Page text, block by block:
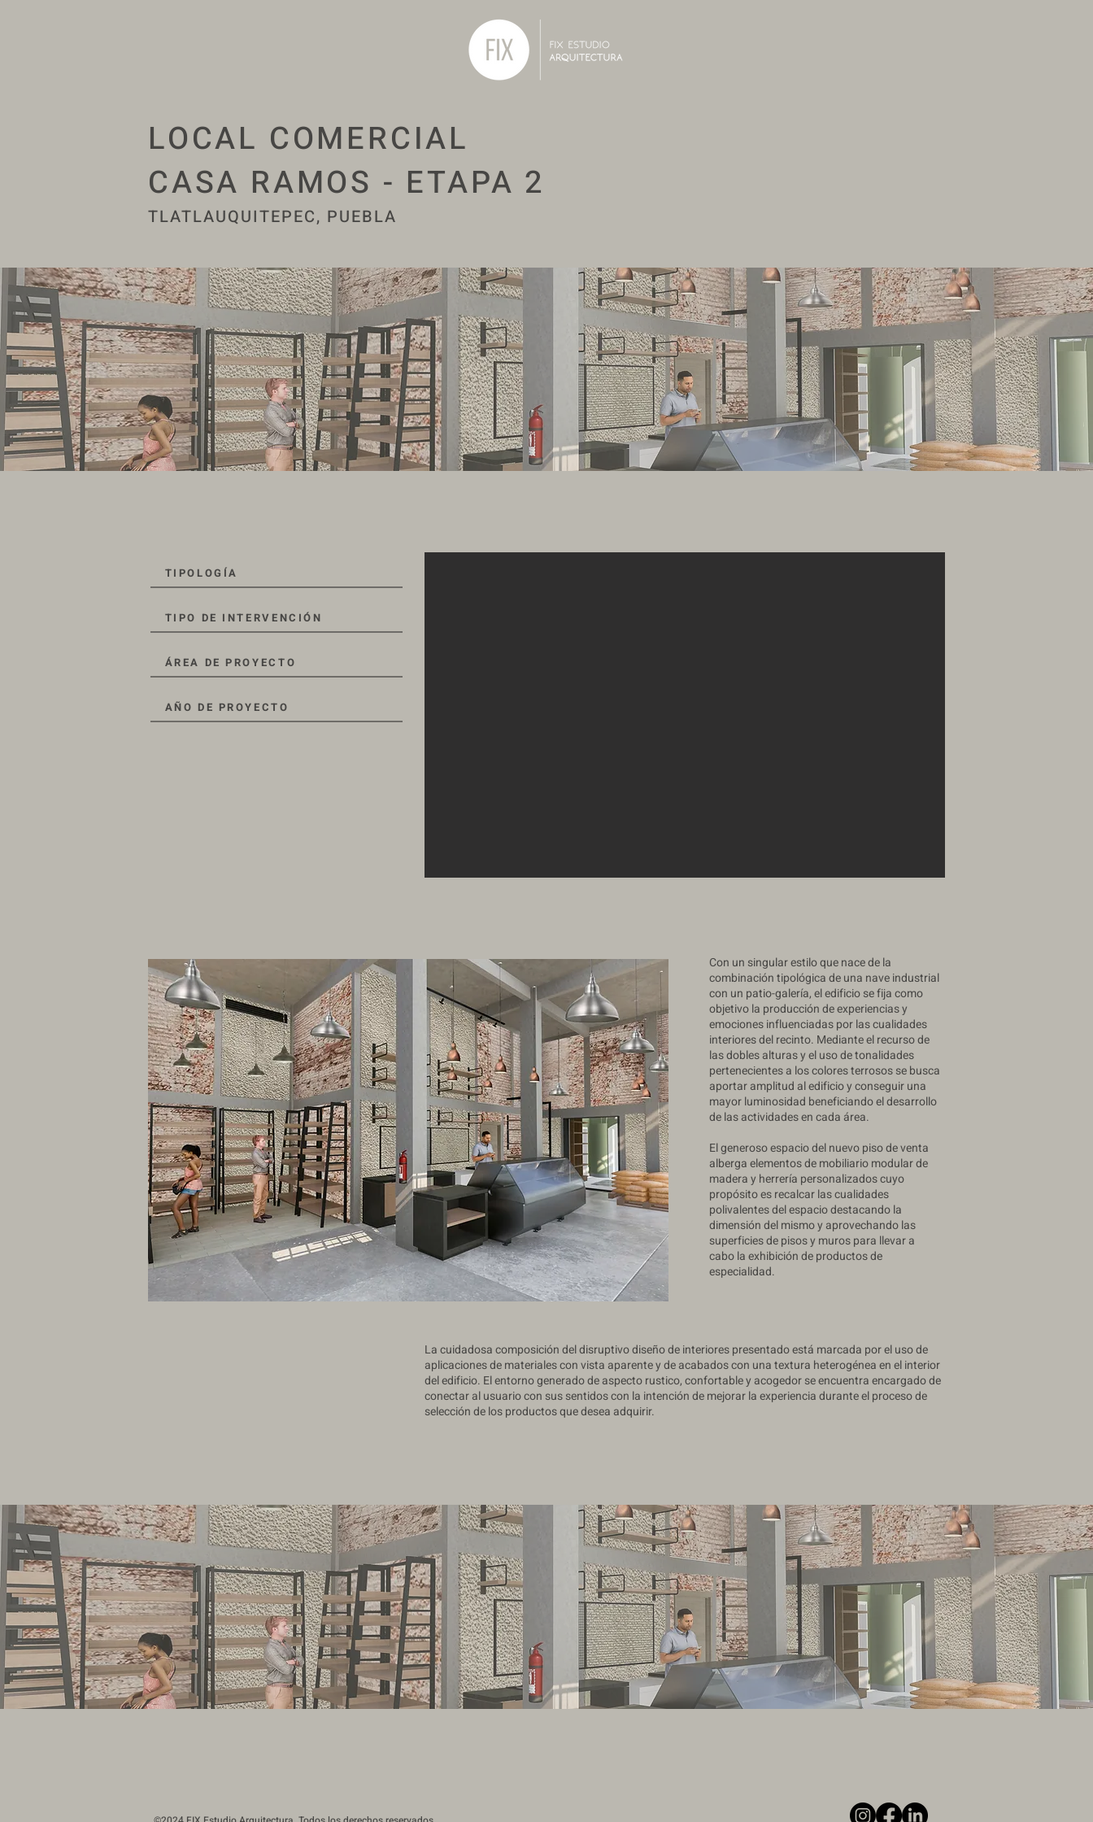
LOCAL COMERCIAL
CASA RAMOS - ETAPA 2
TLATLAUQUITEPEC, PUEBLA
TIPOLOGÍA
TIPO DE INTERVENCIÓN
ÁREA DE PROYECTO
AÑO DE PROYECTO
Con un singular estilo que nace de la
combinación tipológica de una nave industrial
con un patio-galería, el edificio se fija como
objetivo la producción de experiencias y
emociones influenciadas por las cualidades
interiores del recinto. Mediante el recurso de
las dobles alturas y el uso de tonalidades
pertenecientes a los colores terrosos se busca
aportar amplitud al edificio y conseguir una
mayor luminosidad beneficiando el desarrollo
de las actividades en cada área.
El generoso espacio del nuevo piso de venta
alberga elementos de mobiliario modular de
madera y herrería personalizados cuyo
propósito es recalcar las cualidades
polivalentes del espacio destacando la
dimensión del mismo y aprovechando las
superficies de pisos y muros para llevar a
cabo la exhibición de productos de
especialidad.
La cuidadosa composición del disruptivo diseño de interiores presentado está marcada por el uso de
aplicaciones de materiales con vista aparente y de acabados con una textura heterogénea en el interior
del edificio. El entorno generado de aspecto rustico, confortable y acogedor se encuentra encargado de
conectar al usuario con sus sentidos con la intención de mejorar la experiencia durante el proceso de
selección de los productos que desea adquirir.